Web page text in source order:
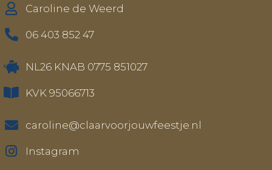
Caroline de Weerd
06 403 852 47
NL26 KNAB 0775 851027
KVK 95066713
caroline@claarvoorjouwfeestje.nl
Instagram